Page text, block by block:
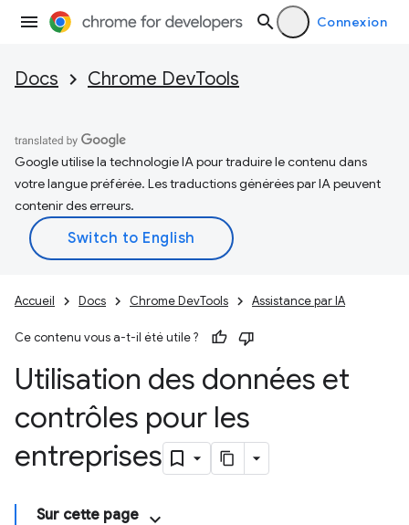
Connexion
Docs Chrome DevTools
Google utilise la technologie IA pour traduire le contenu dans
votre langue préférée. Les traductions générées par IA peuvent
contenir des erreurs.
Accueil Docs Chrome DevTools Assistance par IA
Ce contenu vous a-t-il été utile ?
Utilisation des données et
contrôles pour les
entreprises
Sur cette page